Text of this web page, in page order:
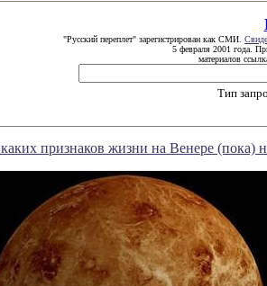
"Русский переплет" зарегистрирован как СМИ.
5 февраля 2001 года.
материалов
Тип
признаков жизни на Венере (пока)